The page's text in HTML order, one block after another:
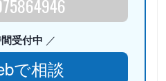
受付中
で相談